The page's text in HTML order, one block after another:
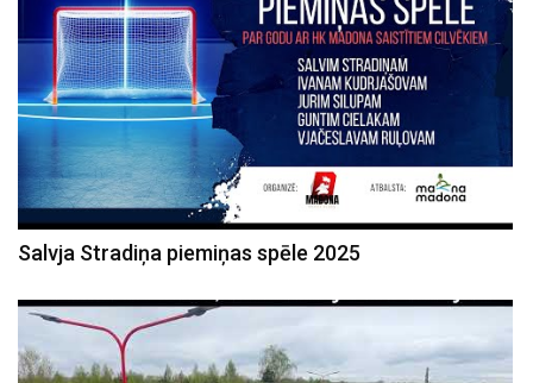
Salvja Stradiņa piemiņas spēle 2025